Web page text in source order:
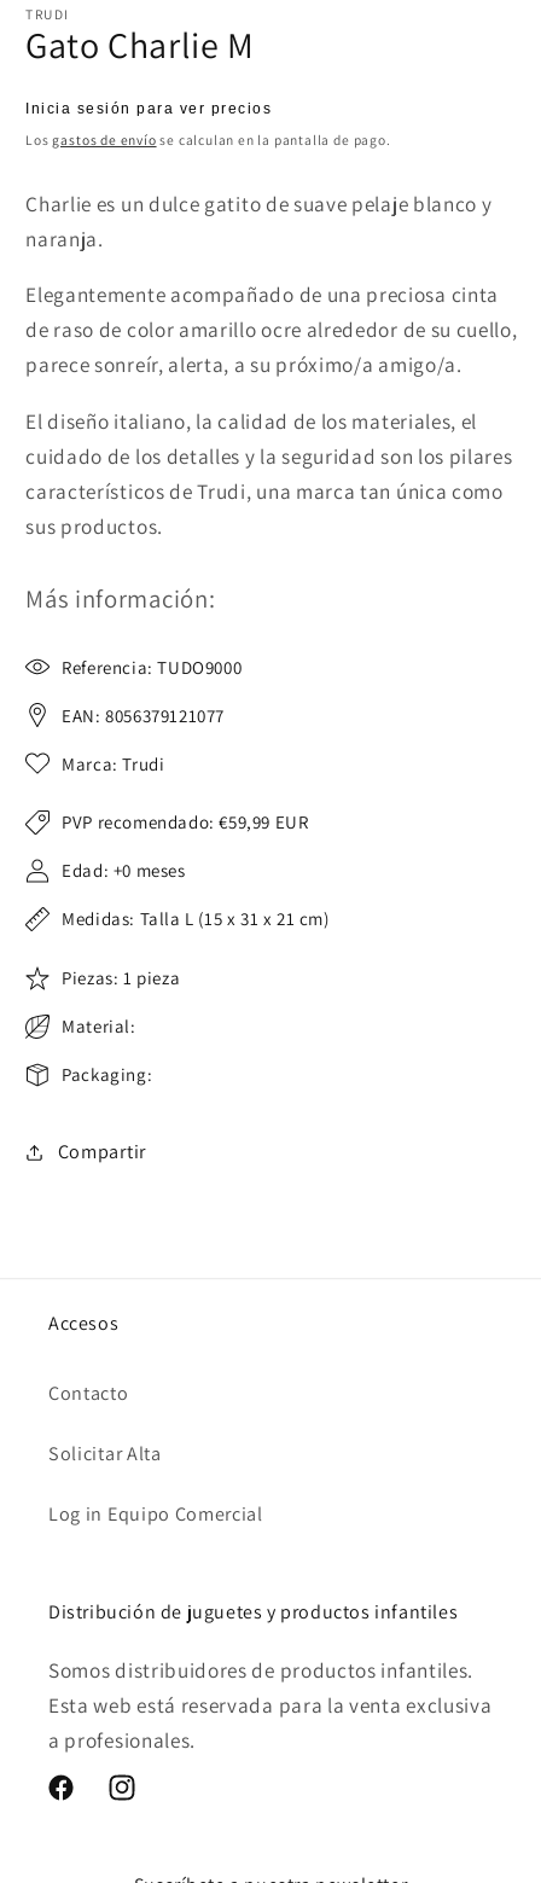
una
modal
TRUDI
Gato Charlie M
Precio
habitual
Inicia sesión para ver precios
Losgastos de envío se calculan en la pantalla de pago.
Charlie es un dulce gatito de suave pelaje blanco y
naranja.
Elegantemente acompañado de una preciosa cinta
de raso de color amarillo ocre alrededor de su cuello,
parece sonreír, alerta, a su próximo/a amigo/a.
El diseño italiano, la calidad de los materiales, el
cuidado de los detalles y la seguridad son los pilares
característicos de Trudi, una marca tan única como
sus productos.
Más información:
Referencia: TUDO9000
EAN: 8056379121077
Marca: Trudi
PVP recomendado:€59,99 EUR
Edad: +0 meses
Medidas: Talla L (15 x 31 x 21 cm)
Piezas: 1 pieza
Material:
Packaging:
Compartir
Accesos
Contacto
Solicitar Alta
Log in Equipo Comercial
Distribución de juguetes y productos infantiles
Somos distribuidores de productos infantiles.
Esta web está reservada para la venta exclusiva
a profesionales.
FacebookInstagram